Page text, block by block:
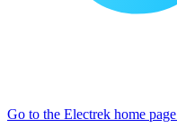
Go to the Electrek home page